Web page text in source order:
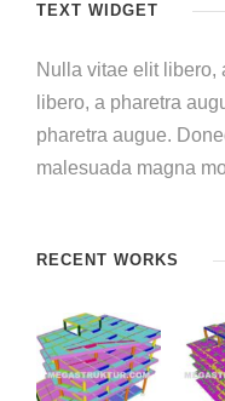
TEXT WIDGET
Nulla vitae elit libero,
libero, a pharetra
pharetra augue.
malesuada magna
RECENT WORKS